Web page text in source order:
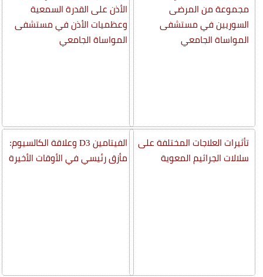
مجموعة من المرضى
السوريين في مستشفى
المواساة الجامعي
تأثيرات العلاجات المختلفة على
سلالات الجراثيم المعوية
الأذن على القدرة السمعية
وعظميات الأذن في مستشفى
المواساة الجامعي
الفيتامين D3 وعلاقة الكالسيوم:
مأزق رئيسي في الأوقات الأخيرة